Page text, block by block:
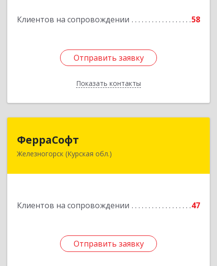
Клиентов на сопровождении 58
Отправить заявку
Показать контакты
Отправить заявку
Назад
ФерраСофт
Железногорск (Курская обл.)
Клиентов на сопровождении 47
Отправить заявку
307179, Курская обл, Железногорск г, Ленина ул,
Отправить заявку